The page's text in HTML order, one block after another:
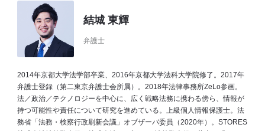
結城 東輝
弁護士
2014年京都大学法学部卒業、2016年京都大学法科大学院修了。2017年
弁護士登録（第二東京弁護士会所属）。2018年法律事務所ZeLo参画。
法／政治／テクノロジーを中心に、広く戦略法務に携わる傍ら、情報が
持つ可能性や責任について研究を進めている。上級個人情報保護士。法
務省「法務・検察行政刷新会議」オブザーバ委員（2020年）。STORES